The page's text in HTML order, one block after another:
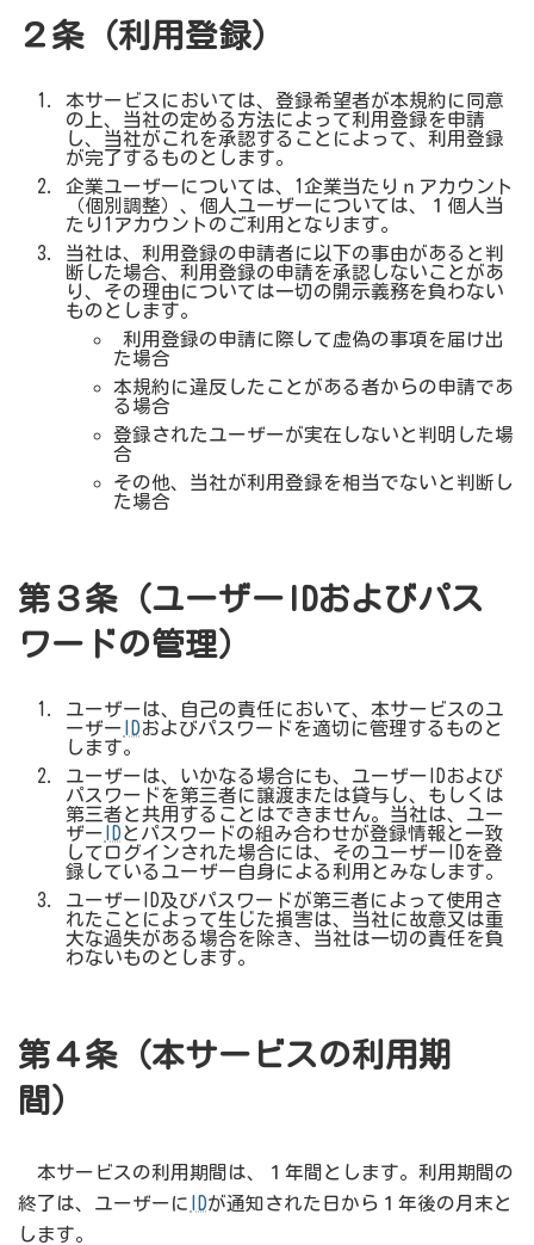
２条（利用登録）
本サービスにおいては、登録希望者が本規約に同意
の上、当社の定める方法によって利用登録を申請
し、当社がこれを承認することによって、利用登録
が完了するものとします。
企業ユーザーについては、1企業当たりｎアカウント
（個別調整）、個人ユーザーについては、１個人当
たり1アカウントのご利用となります。
当社は、利用登録の申請者に以下の事由があると判
断した場合、利用登録の申請を承認しないことがあ
り、その理由については一切の開示義務を負わない
ものとします。
利用登録の申請に際して虚偽の事項を届け出
た場合
本規約に違反したことがある者からの申請であ
る場合
登録されたユーザーが実在しないと判明した場
合
その他、当社が利用登録を相当でないと判断し
た場合
第３条（ユーザーIDおよびパス
ワードの管理）
ユーザーは、自己の責任において、本サービスのユ
ーザー IDおよびパスワードを適切に管理するものと
します。
ユーザーは、いかなる場合にも、ユーザーIDおよび
パスワードを第三者に譲渡または貸与し、もしくは
第三者と共用することはできません。当社は、ユー
ザー IDとパスワードの組み合わせが登録情報と一致
してログインされた場合には、そのユーザーIDを登
録しているユーザー自身による利用とみなします。
ユーザーID及びパスワードが第三者によって使用さ
れたことによって生じた損害は、当社に故意又は重
大な過失がある場合を除き、当社は一切の責任を負
わないものとします。
第４条（本サービスの利用期
間）
本サービスの利用期間は、１年間とします。利用期間の
終了は、ユーザーに
IDが通知された日から１年後の月末と
します。